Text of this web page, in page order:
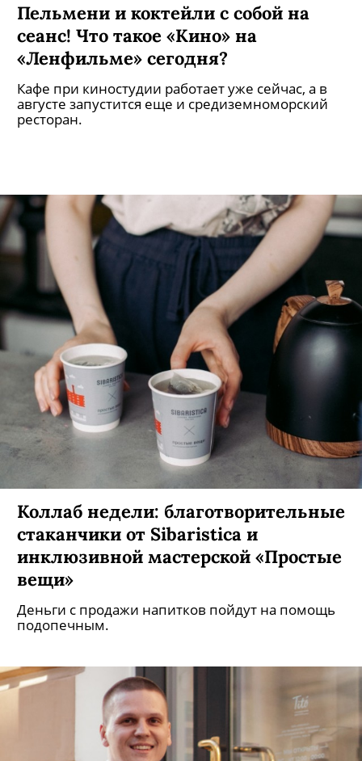
Пельмени и коктейли с собой на
сеанс! Что такое «Кино» на
«Ленфильме» сегодня?
Кафе при киностудии работает уже сейчас, а в
августе запустится еще и средиземноморский
ресторан.
Коллаб недели: благотворительные
стаканчики от Sibaristica и
инклюзивной мастерской «Простые
вещи»
Деньги с продажи напитков пойдут на помощь